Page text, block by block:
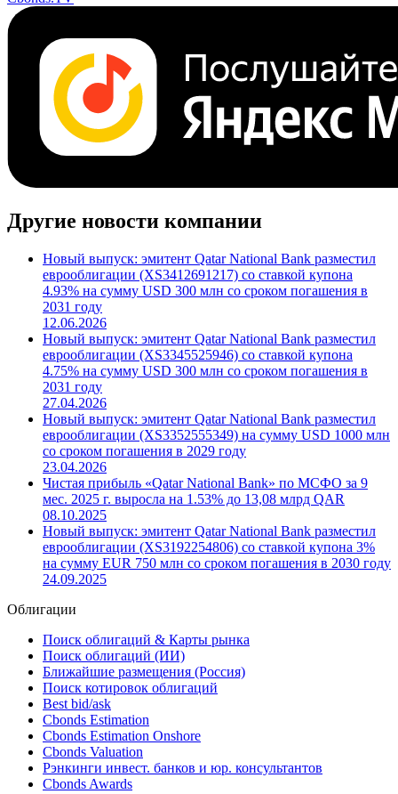
Поделиться
Cbonds.TV
Другие новости компании
Новый выпуск: эмитент Qatar National Bank разместил
еврооблигации (XS3412691217) со ставкой купона
4.93% на сумму USD 300 млн со сроком погашения в
2031 году
12.06.2026
Новый выпуск: эмитент Qatar National Bank разместил
еврооблигации (XS3345525946) со ставкой купона
4.75% на сумму USD 300 млн со сроком погашения в
2031 году
27.04.2026
Новый выпуск: эмитент Qatar National Bank разместил
еврооблигации (XS3352555349) на сумму USD 1000 млн
со сроком погашения в 2029 году
23.04.2026
Чистая прибыль «Qatar National Bank» по МСФО за 9
мес. 2025 г. выросла на 1.53% до 13,08 млрд QAR
08.10.2025
еврооблигации (XS3192254806) со ставкой купона 3%
24.09.2025
Облигации
Поиск облигаций & Карты рынка
Поиск облигаций (ИИ)
Ближайшие размещения (Россия)
Поиск котировок облигаций
Best bid/ask
Cbonds Estimation